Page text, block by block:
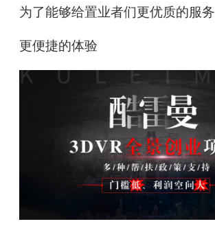
为了能够给置业者们更优质的服务
更便捷的体验